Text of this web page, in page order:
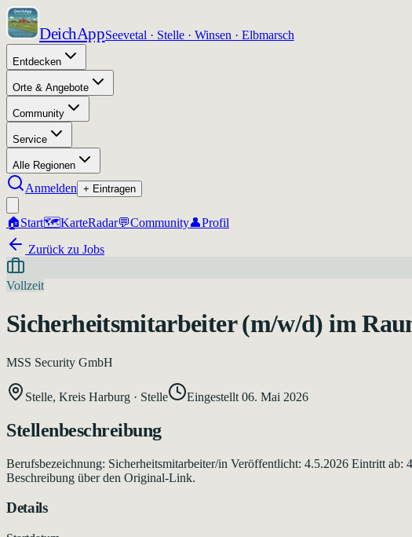
DeichAppSeevetal · Stelle · Winsen · Elbmarsch
Entdecken
Orte & Angebote
Community
Service
Alle Regionen
Anmelden + Eintragen
🏠Start🗺️KarteRadar💬Community👤Profil
Zurück zu Jobs
Vollzeit
Sicherheitsmitarbeiter (m/w/d) im
MSS Security GmbH
Stelle, Kreis Harburg · Stelle Eingestellt 06. Mai 2026
Stellenbeschreibung
Berufsbezeichnung: Sicherheitsmitarbeiter/in Veröffentlicht: 4.5.2026 Eintritt
Beschreibung über den Original-Link.
Details